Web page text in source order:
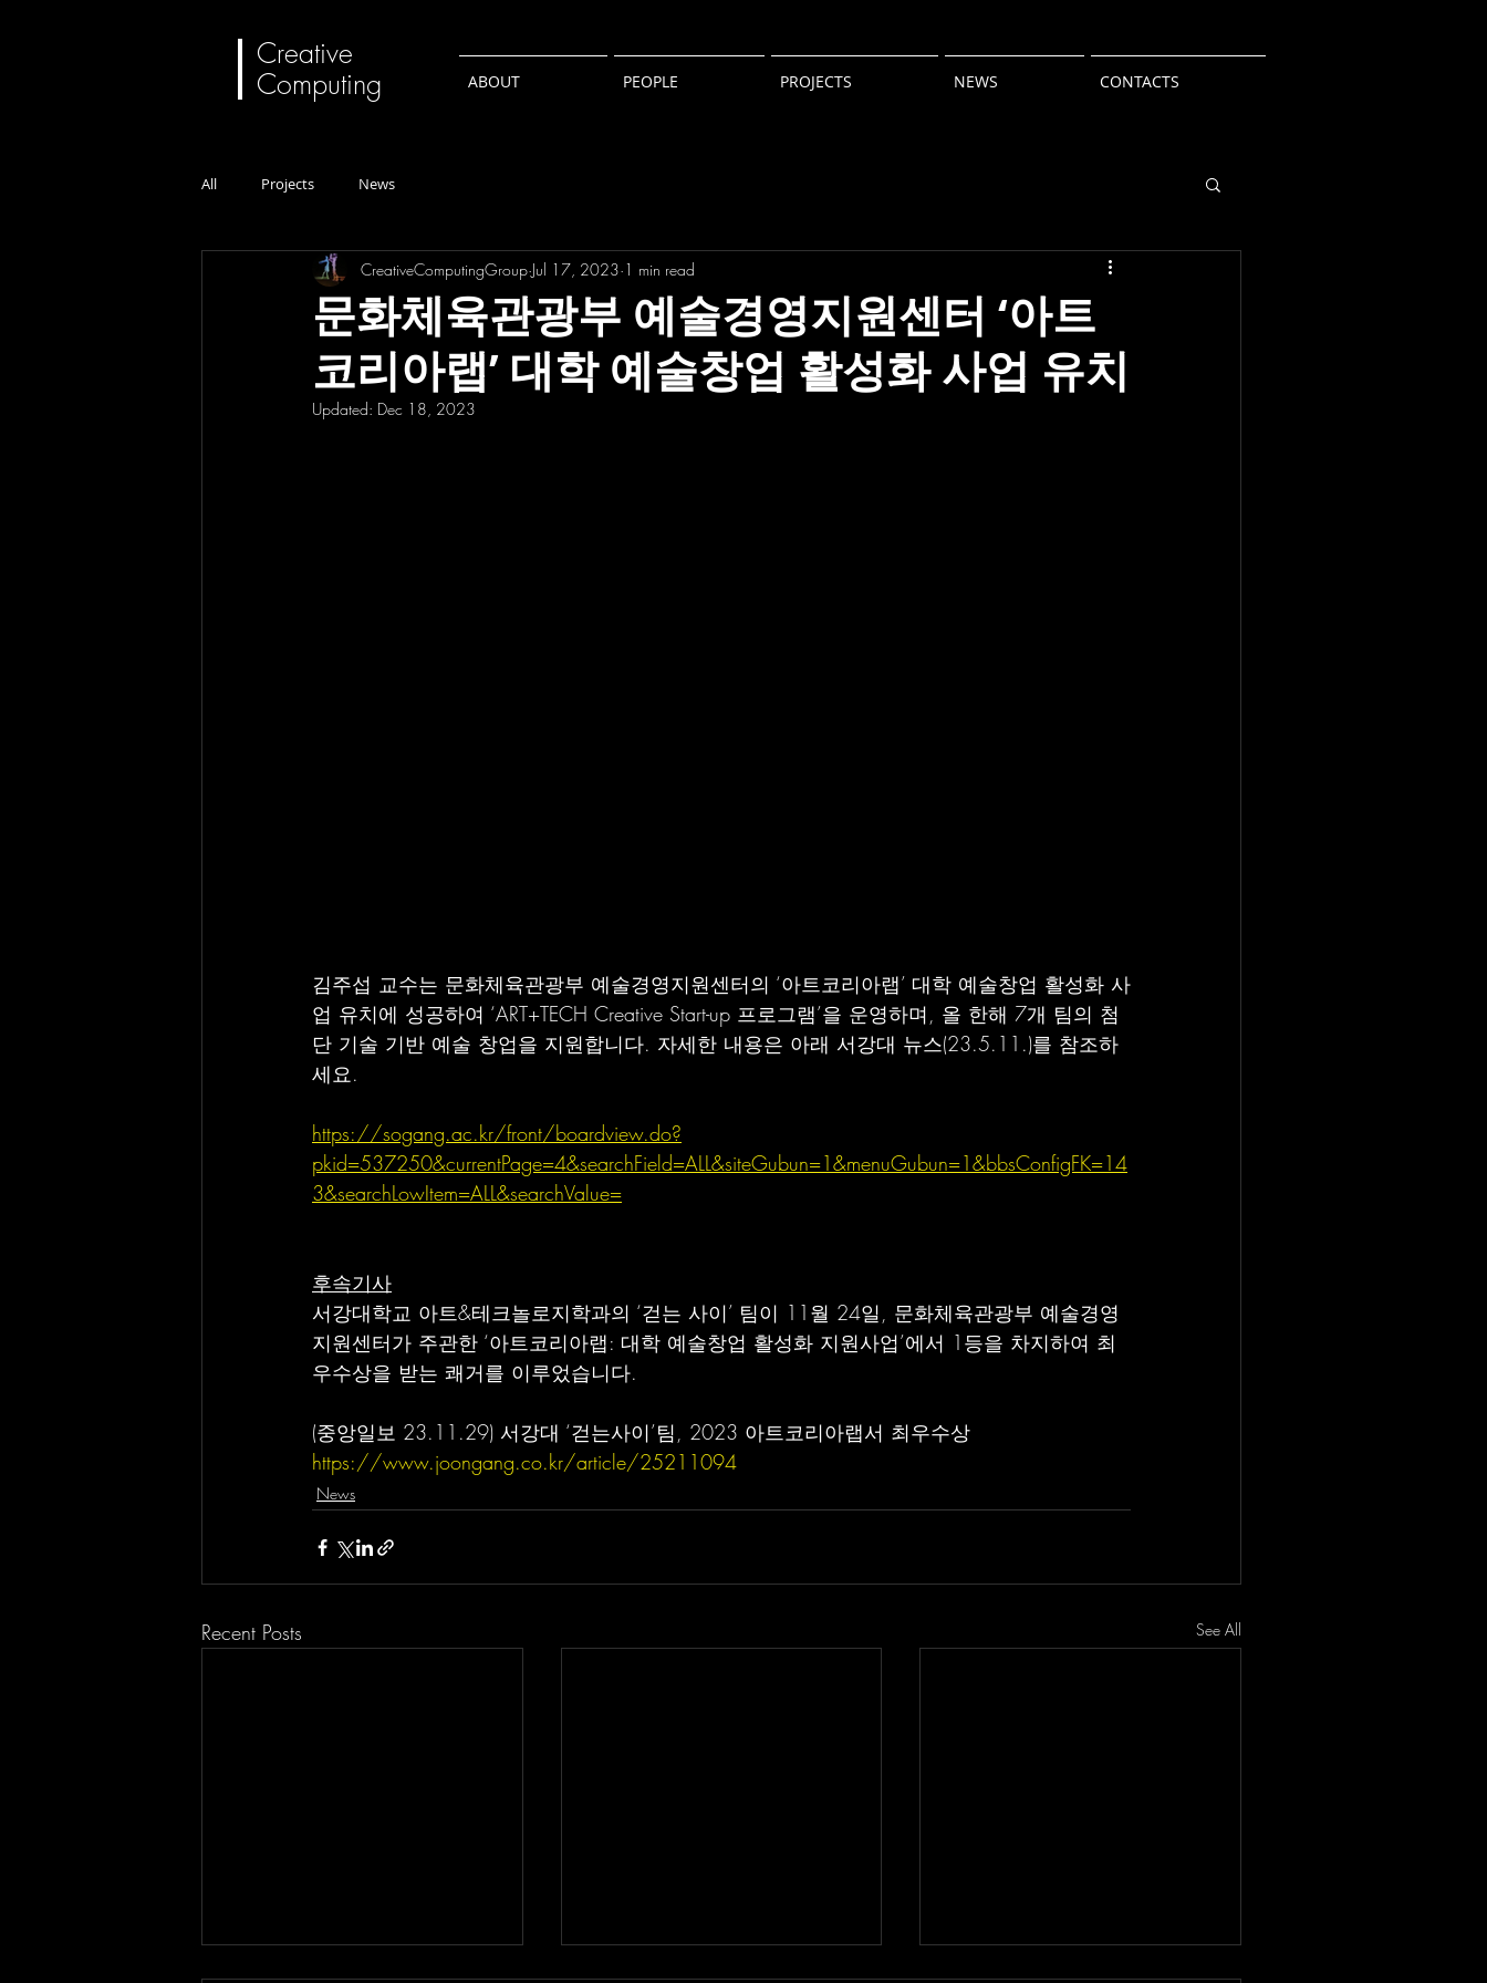
Creative
Computing
ABOUT PEOPLE PROJECTS NEWS CONTACTS
All Projects News
문화체육관광부 예술경영지원센터 ‘아트
코리아랩’ 대학 예술창업 활성화 사업 유치
CreativeComputingGroup Jul 17, 2023 1 min read
Updated: Dec 18, 2023
김주섭 교수는 문화체육관광부 예술경영지원센터의 ‘아트코리아랩’ 대학 예술창업 활성화 사
업 유치에 성공하여 ‘ART+TECH Creative Start-up 프로그램’을 운영하며, 올 한해 7개 팀의 첨
단 기술 기반 예술 창업을 지원합니다. 자세한 내용은 아래 서강대 뉴스(23.5.11.)를 참조하
세요.
https://sogang.ac.kr/front/boardview.do?
pkid=537250&currentPage=4&searchField=ALL&siteGubun=1&menuGubun=1&bbsConfigFK=14
3&searchLowItem=ALL&searchValue=
후속기사
서강대학교 아트&테크놀로지학과의 ‘걷는 사이’ 팀이 11월 24일, 문화체육관광부 예술경영
지원센터가 주관한 ‘아트코리아랩: 대학 예술창업 활성화 지원사업’에서 1등을 차지하여 최
우수상을 받는 쾌거를 이루었습니다.
(중앙일보 23.11.29) 서강대 ‘걷는사이’팀, 2023 아트코리아랩서 최우수상
https://www.joongang.co.kr/article/25211094
News
Recent Posts See All